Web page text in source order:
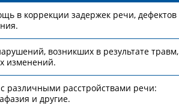
в коррекции задержек речи, дефектов
возникших в результате травм,
изменений.
различными расстройствами речи:
и другие.